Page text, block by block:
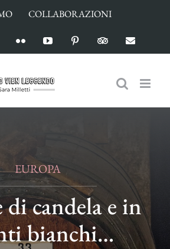
COLLABORAZIONI
Flickr YouTube PinterestTripAdvisor
Email
EUROPA
candela e in
bianchi…